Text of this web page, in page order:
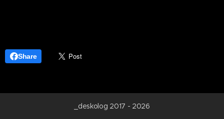
Share
_deskolog 2017 - 2026